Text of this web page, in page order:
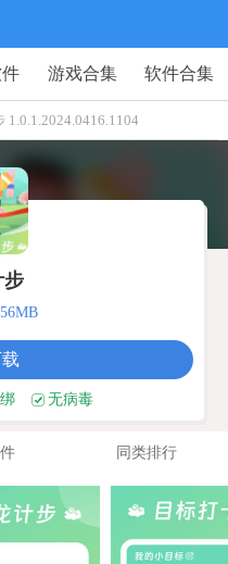
游戏合集 软件合集
1.0.1.2024.0416.1104
步
无病毒
同类排行